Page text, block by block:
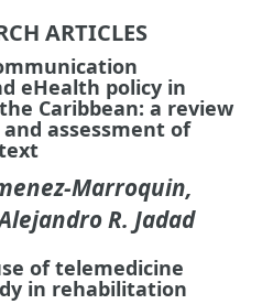
ARTICLES
eHealth policy in
Caribbean: a review
assessment of
Marroquin,
R. Jadad
of telemedicine
in rehabilitation